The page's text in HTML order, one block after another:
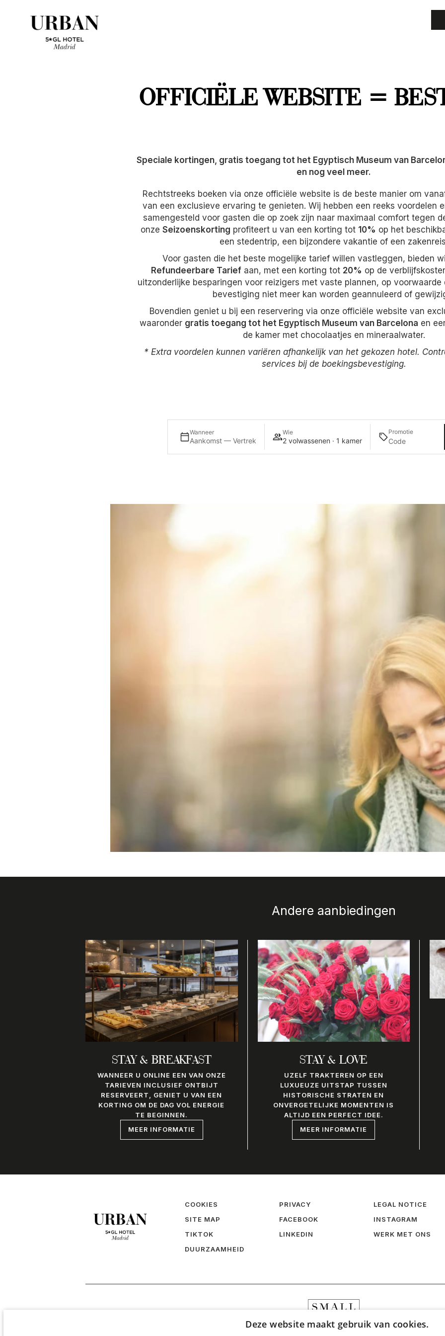
OFFICIËLE WEBSITE =
Speciale kortingen, gratis toegang tot het Egyptisch Museum van
en nog veel meer.
Rechtstreeks boeken via onze officiële website is de beste manier om
van een exclusieve ervaring te genieten. Wij hebben een reeks voordelen
samengesteld voor gasten die op zoek zijn naar maximaal comfort tegen
onze Seizoenskorting profiteert u van een korting tot 10% op het
een stedentrip, een bijzondere vakantie of een
Voor gasten die het beste mogelijke tarief willen vastleggen, bieden
Refundeerbare Tariefaan, met een korting tot 20% op de
uitzonderlijke besparingen voor reizigers met vaste plannen, op
bevestiging niet meer kan worden geannuleerd of
Bovendien geniet u bij een reservering via onze officiële website van
waaronder gratis toegang tot het Egyptisch Museum van Barcelona en
de kamer met chocolaatjes en mineraalwater.
* Extra voordelen kunnen variëren afhankelijk van het gekozen hotel.
services bij de boekingsbevestiging.
Wanneer
Aankomst — Vertrek
Wie
2 volwassenen · 1 kamer
Promotie
Andere aanbiedingen
STAY & BREAKFAST
WANNEER U ONLINE EEN VAN ONZE
TARIEVEN INCLUSIEF ONTBIJT
RESERVEERT, GENIET U VAN EEN
KORTING OM DE DAG VOL ENERGIE
TE BEGINNEN.
MEER INFORMATIE
STAY & LOVE
UZELF TRAKTEREN OP EEN
LUXUEUZE UITSTAP TUSSEN
HISTORISCHE STRATEN EN
ONVERGETELIJKE MOMENTEN IS
ALTIJD EEN PERFECT IDEE.
MEER INFORMATIE
COOKIES PRIVACY
LEGAL NOTICE
SITE MAP
FACEBOOK
INSTAGRAM
TIKTOK
LINKEDIN
WERK MET ONS
DUURZAAMHEID
Deze website maakt gebruik van cookies.